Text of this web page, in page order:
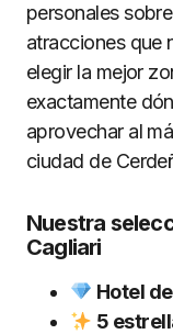
personales
atracciones que
elegir la mejor
exactamente
aprovechar al
ciudad de
Nuestra
Cagliari
Hotel
5